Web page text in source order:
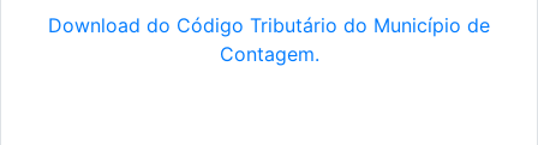
Download do Código Tributário do Município de
Contagem.